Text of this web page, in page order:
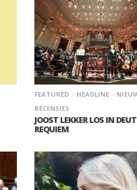
FEATURED HEADLINE
RECENSIES
JOOST LEKKER LOS IN
REQUIEM